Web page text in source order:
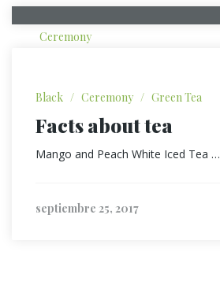
Ceremony
Black / Ceremony / Green Tea
Facts about tea
Mango and Peach White Iced Tea …
septiembre 25, 2017